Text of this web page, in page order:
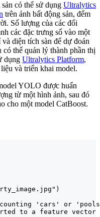
có thể sử dụng Ultralytics
trên ảnh bất động sản, đếm
Số lượng của các đối
các đặc trưng số vào một
diện tích sàn để dự đoán
có thể quản lý thành phần thị
dụng Ultralytics Platform,
và triển khai model.
YOLO được huấn
từ một hình ảnh, sau đó
cho một model CatBoost.
'cars' or
to a feature vector